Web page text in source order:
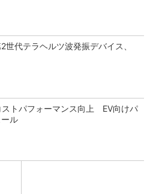
世代テラヘルツ波発振デバイス、
ストパフォーマンス向上 EV向けパ
ル